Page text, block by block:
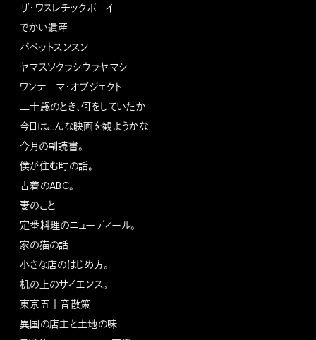
ザ・ワスレチックボーイ
でかい遺産
パペットスンスン
ヤマスソクラシウラヤマシ
ワンテーマ・オブジェクト
二十歳のとき、何をしていたか
今日はこんな映画を観ようかな
今月の副読書。
僕が住む町の話。
古着のABC。
妻のこと
定番料理のニューディール。
家の猫の話
小さな店のはじめ方。
机の上のサイエンス。
東京五十音散策
異国の店主と土地の味